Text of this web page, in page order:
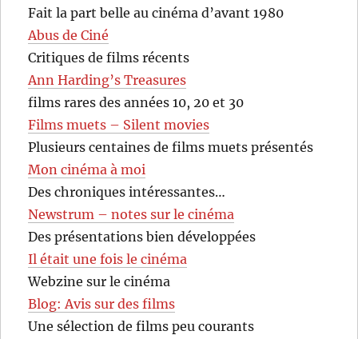
Fait la part belle au cinéma d’avant 1980
Abus de Ciné
Critiques de films récents
Ann Harding’s Treasures
films rares des années 10, 20 et 30
Films muets – Silent movies
Plusieurs centaines de films muets présentés
Mon cinéma à moi
Des chroniques intéressantes…
Newstrum – notes sur le cinéma
Des présentations bien développées
Il était une fois le cinéma
Webzine sur le cinéma
Blog: Avis sur des films
Une sélection de films peu courants